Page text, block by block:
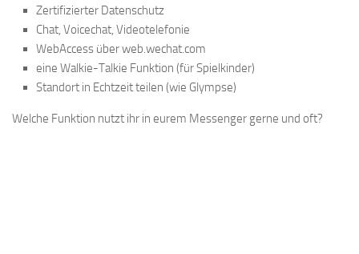
Zertifizierter Datenschutz
Chat, Voicechat, Videotelefonie
WebAccess über web.wechat.com
eine Walkie-Talkie Funktion (für Spielkinder)
Standort in Echtzeit teilen (wie Glympse)
Welche Funktion nutzt ihr in eurem Messenger gerne und oft?